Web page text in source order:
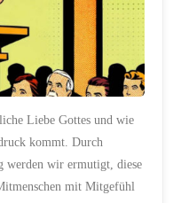
Liebe Gottes und wie
kommt. Durch
werden wir ermutigt, diese
mit Mitgefühl